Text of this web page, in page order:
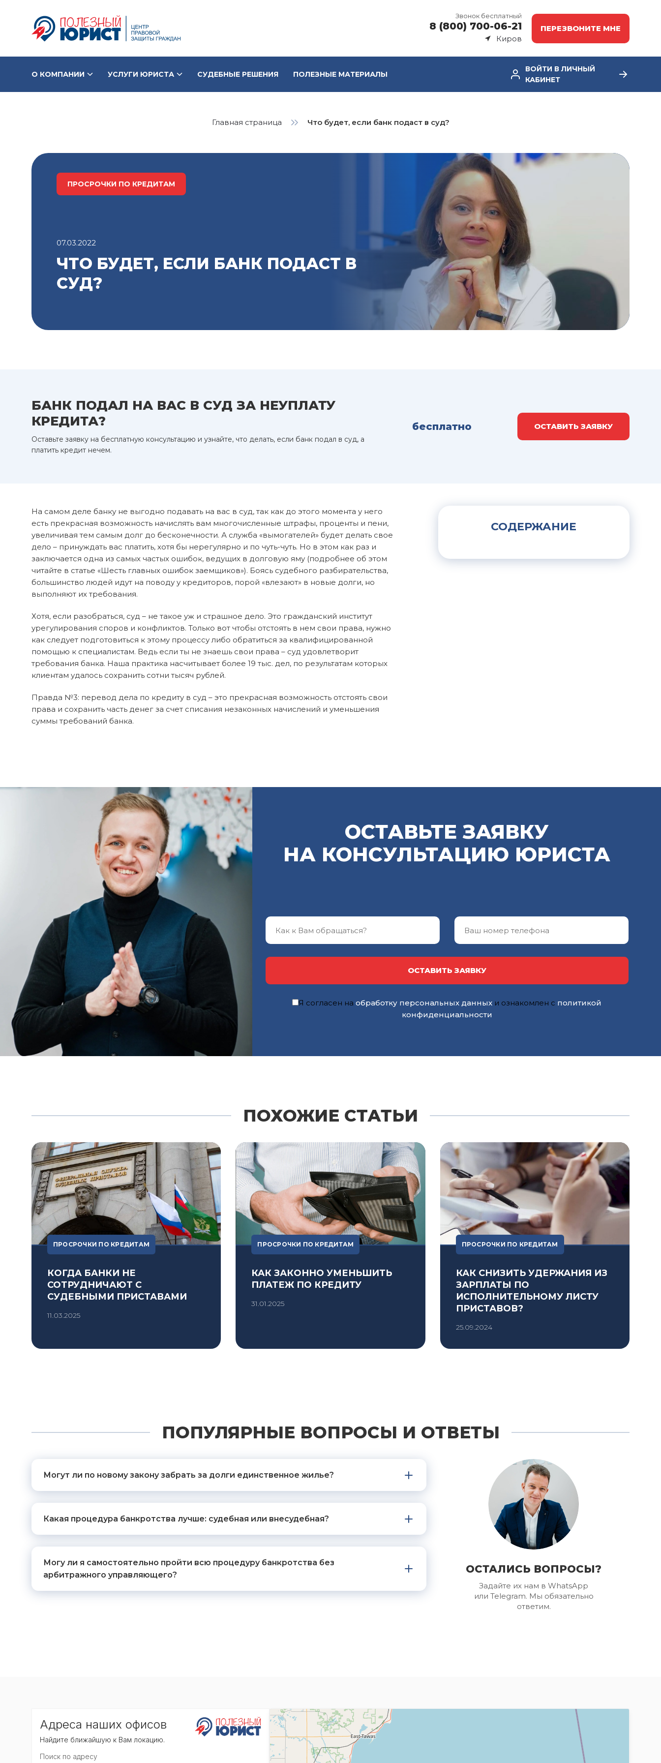
Звонок бесплатный
8 (800) 700-06-21
Киров
ПЕРЕЗВОНИТЕ МНЕ
О КОМПАНИИ УСЛУГИ ЮРИСТА СУДЕБНЫЕ РЕШЕНИЯ ПОЛЕЗНЫЕ МАТЕРИАЛЫ
ВОЙТИ В ЛИЧНЫЙ
КАБИНЕТ
Главная страница Что будет, если банк подаст в суд?
ПРОСРОЧКИ ПО КРЕДИТАМ
07.03.2022
ЧТО БУДЕТ, ЕСЛИ БАНК ПОДАСТ В
СУД?
БАНК ПОДАЛ НА ВАС В СУД ЗА НЕУПЛАТУ
КРЕДИТА?
Оставьте заявку на бесплатную консультацию и узнайте, что делать, если банк подал в суд, а
платить кредит нечем.
бесплатно ОСТАВИТЬ ЗАЯВКУ
На самом деле банку не выгодно подавать на вас в суд, так как до этого момента у него
есть прекрасная возможность начислять вам многочисленные штрафы, проценты и пени,
увеличивая тем самым долг до бесконечности. А служба «вымогателей» будет делать свое
дело – принуждать вас платить, хотя бы нерегулярно и по чуть-чуть. Но в этом как раз и
заключается одна из самых частых ошибок, ведущих в долговую яму (подробнее об этом
читайте в статье «Шесть главных ошибок заемщиков»). Боясь судебного разбирательства,
большинство людей идут на поводу у кредиторов, порой «влезают» в новые долги, но
выполняют их требования.
Хотя, если разобраться, суд – не такое уж и страшное дело. Это гражданский институт
урегулирования споров и конфликтов. Только вот чтобы отстоять в нем свои права, нужно
как следует подготовиться к этому процессу либо обратиться за квалифицированной
помощью к специалистам. Ведь если ты не знаешь свои права – суд удовлетворит
требования банка. Наша практика насчитывает более 19 тыс. дел, по результатам которых
клиентам удалось сохранить сотни тысяч рублей.
Правда №3: перевод дела по кредиту в суд – это прекрасная возможность отстоять свои
права и сохранить часть денег за счет списания незаконных начислений и уменьшения
суммы требований банка.
СОДЕРЖАНИЕ
ОСТАВЬТЕ ЗАЯВКУ
НА КОНСУЛЬТАЦИЮ ЮРИСТА
ОСТАВИТЬ ЗАЯВКУ
Я согласен на обработку персональных данных и ознакомлен с политикой
конфиденциальности
ПОХОЖИЕ СТАТЬИ
ПРОСРОЧКИ ПО КРЕДИТАМ
КОГДА БАНКИ НЕ
СОТРУДНИЧАЮТ С
СУДЕБНЫМИ ПРИСТАВАМИ
11.03.2025
ПРОСРОЧКИ ПО КРЕДИТАМ
КАК ЗАКОННО УМЕНЬШИТЬ
ПЛАТЕЖ ПО КРЕДИТУ
31.01.2025
ПРОСРОЧКИ ПО КРЕДИТАМ
КАК СНИЗИТЬ УДЕРЖАНИЯ ИЗ
ЗАРПЛАТЫ ПО
ИСПОЛНИТЕЛЬНОМУ ЛИСТУ
ПРИСТАВОВ?
25.09.2024
ПОПУЛЯРНЫЕ ВОПРОСЫ И ОТВЕТЫ
Могут ли по новому закону забрать за долги единственное жилье?
Какая процедура банкротства лучше: судебная или внесудебная?
Могу ли я самостоятельно пройти всю процедуру банкротства без
арбитражного управляющего?
ОСТАЛИСЬ ВОПРОСЫ?
Задайте их нам в WhatsApp
или Telegram. Мы обязательно
ответим.